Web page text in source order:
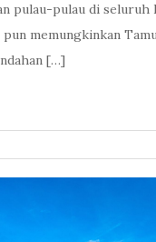
pulau-pulau di seluruh
memungkinkan
[…]